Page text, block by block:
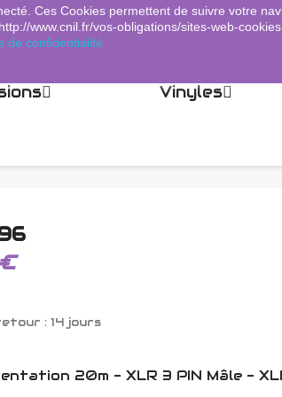

Vinyles
: 14 jours
20m - XLR 3 PIN Mâle -
Ces Cookies permettent de suivre votre
www.cnil.fr/vos-obligations/sites-web-
de confidentialité